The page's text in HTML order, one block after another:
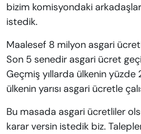
bizim komisyondaki
istedik.
Maalesef 8 milyon asgari
Son 5 senedir asgari ücret
Geçmiş yıllarda ülkenin yüzde
ülkenin yarısı asgari ücretle
Bu masada asgari ücretliler
karar versin istedik biz.